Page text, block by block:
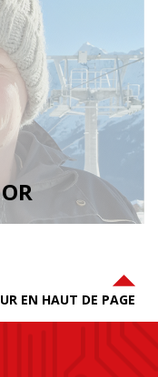
EN HAUT DE PAGE